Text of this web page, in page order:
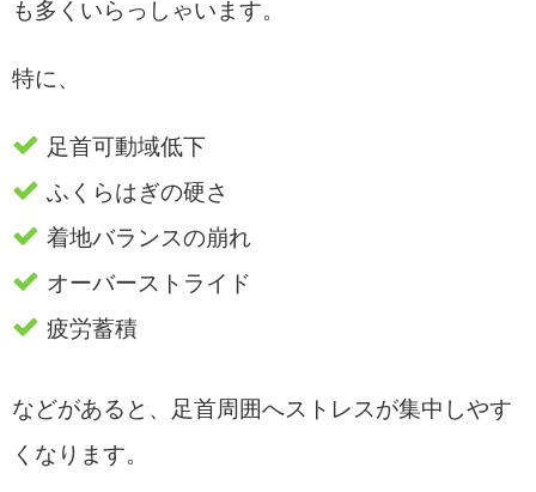
も多くいらっしゃいます。
特に、
足首可動域低下
ふくらはぎの硬さ
着地バランスの崩れ
オーバーストライド
疲労蓄積
などがあると、足首周囲へストレスが集中しやす
くなります。